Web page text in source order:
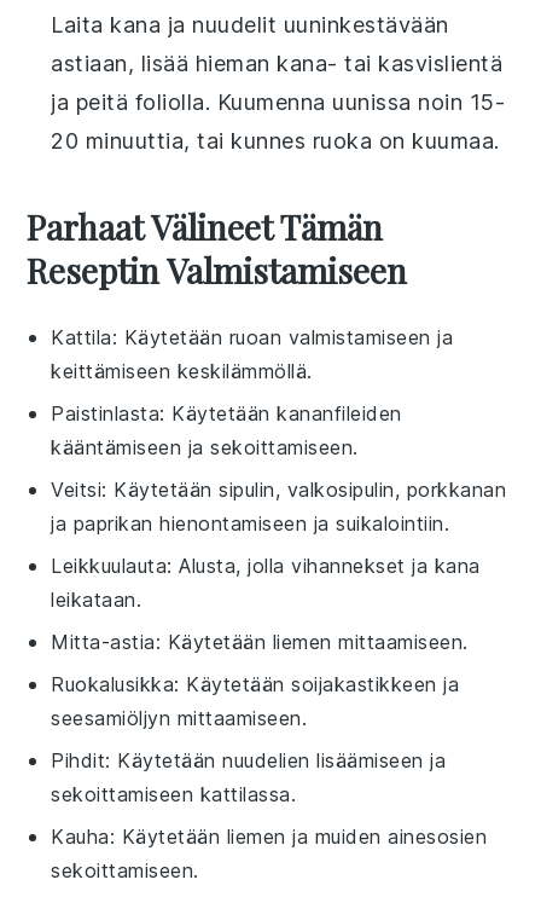
Laita kana ja nuudelit uuninkestävään
astiaan, lisää hieman kana- tai kasvislientä
ja peitä foliolla. Kuumenna uunissa noin 15-
20 minuuttia, tai kunnes ruoka on kuumaa.
Parhaat Välineet Tämän
Reseptin Valmistamiseen
Kattila: Käytetään ruoan valmistamiseen ja
keittämiseen keskilämmöllä.
Paistinlasta: Käytetään kananfileiden
kääntämiseen ja sekoittamiseen.
Veitsi: Käytetään sipulin, valkosipulin, porkkanan
ja paprikan hienontamiseen ja suikalointiin.
Leikkuulauta: Alusta, jolla vihannekset ja kana
leikataan.
Mitta-astia: Käytetään liemen mittaamiseen.
Ruokalusikka: Käytetään soijakastikkeen ja
seesamiöljyn mittaamiseen.
Pihdit: Käytetään nuudelien lisäämiseen ja
sekoittamiseen kattilassa.
Kauha: Käytetään liemen ja muiden ainesosien
sekoittamiseen.